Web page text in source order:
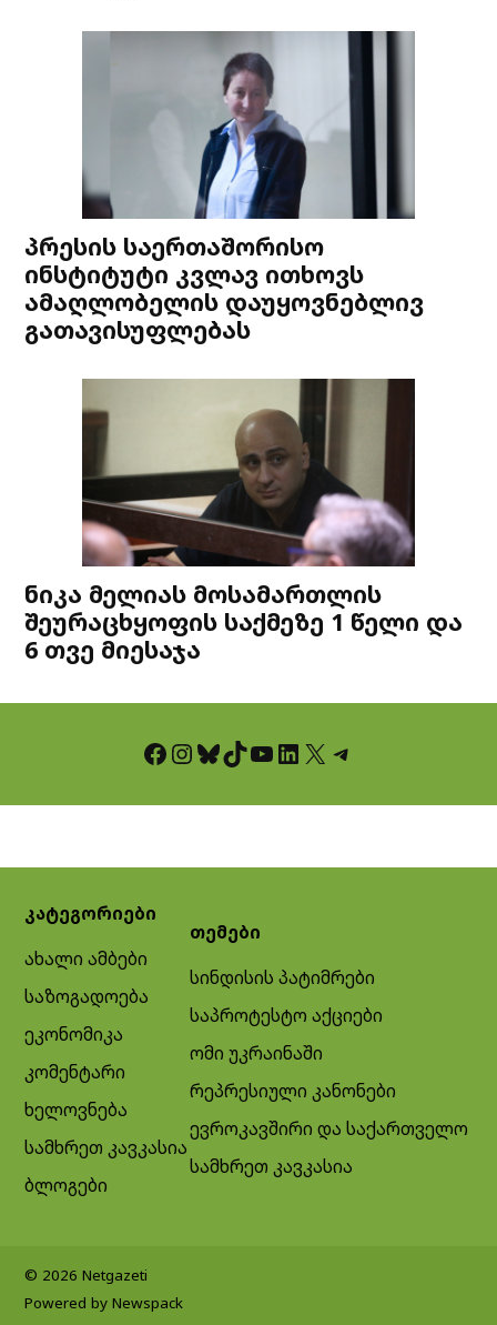
პრესის საერთაშორისო
ინსტიტუტი კვლავ ითხოვს
ამაღლობელის დაუყოვნებლივ
გათავისუფლებას
ნიკა მელიას მოსამართლის
შეურაცხყოფის საქმეზე 1 წელი და
6 თვე მიესაჯა
Facebook InstagramBluesky TikTok YouTube LinkedIn X Telegram
კატეგორიები
ახალი ამბები
საზოგადოება
ეკონომიკა
კომენტარი
ხელოვნება
სამხრეთ კავკასია
ბლოგები
თემები
სინდისის პატიმრები
საპროტესტო აქციები
ომი უკრაინაში
რეპრესიული კანონები
ევროკავშირი და საქართველო
სამხრეთ კავკასია
© 2026 Netgazeti
Powered by Newspack